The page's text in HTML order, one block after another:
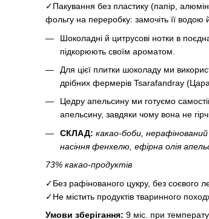
✓Пакування без пластику (папір,
фольгу на переробку: замочіть її
Шоколадні й цитрусові нотки в
підкорюють своїм ароматом.
Для цієї плитки шоколаду ми
дрібних фермерів Tsarafandray
Цедру апельсину ми готуємо
апельсину, завдяки чому вона не
СКЛАД: какао-боби,
насіння фенхелю, ефірна олія
73% какао-продуктів
✓Без рафінованого цукру, без соєвого
✓Не містить продуктів тваринного
Умови зберігання: 9 міс. при